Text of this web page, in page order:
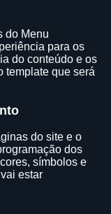
do Menu
para os
do conteúdo e os
template que será
do site e o
dos
símbolos e
estar